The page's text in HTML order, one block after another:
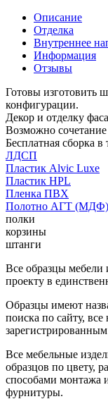
Описание
Отделка
Внутреннее
Информация
Отзывы
Готовы изготовить
конфигурации.
Декор и отделку
Возможно
Бесплатная сборка
ЛДСП
Пластик Alvic Luxe
Пластик HPL
Пленка ПВХ
Полотно АГТ (МДФ)
полки
корзины
штанги
Все образцы мебели
проекту в
Образцы имеют
поиска по сайту, все
Все мебельные
образцов по цвету,
способами монтажа
фурнитуры.